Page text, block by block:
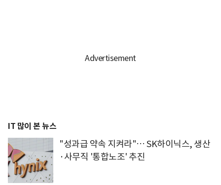
IT 많이 본 뉴스
"성과급 약속 지켜라"… SK하이닉스, 생산
·사무직 '통합노조' 추진